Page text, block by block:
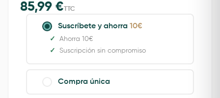
85,99 €TTC
Suscríbete y ahorra 10€
Ahorra 10€
Suscripción sin compromiso
Compra única